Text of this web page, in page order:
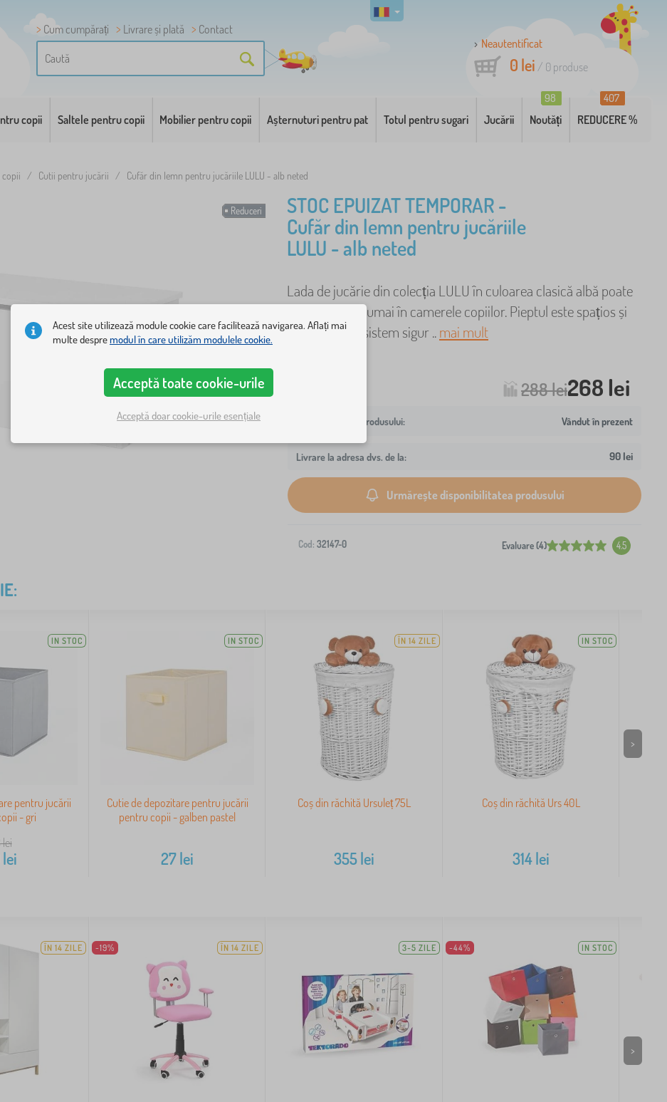
Cum cumpărați Livrare și plată
Contact
Neautentificat
0 lei / 0 produse
copii Saltele pentru copii Mobilier pentru copii Așternuturi pentru pat Totul pentru sugari Jucării Noutăți
98
REDUCERE %
407
copii / Cutii pentru jucării / Cufăr din lemn pentru jucăriile LULU - alb neted
Reduceri
STOC EPUIZAT TEMPORAR -
Cufăr din lemn pentru jucăriile
LULU - alb neted
Lada de jucărie din colecția LULU în culoarea clasică albă poate
fi utilizată nu numai în camerele copiilor. Pieptul este spațios și
sigur - are un sistem sigur ..mai mult
288 lei268 lei
Vândut în prezent
Livrare la adresa dvs. de la: 90 lei
Urmărește disponibilitatea produsului
Cod: 32147-0 Evaluare (4) 4.5
IN STOC
pentru jucării
- gri
lei
lei
IN STOC
Cutie de depozitare pentru jucării
pentru copii - galben pastel
27lei
ÎN 14 ZILE
Coș din răchită Ursuleț 75L
355lei
IN STOC
Coș din răchită Urs 40L
314lei
>
ÎN 14 ZILE -19% ÎN 14 ZILE 3-5 ZILE -44% IN STOC
>
Acest site utilizează module cookie care facilitează navigarea. Aflați mai
multe despremodul în care utilizăm modulele cookie.
Acceptă toate cookie-urile
Acceptă doar cookie-urile esențiale